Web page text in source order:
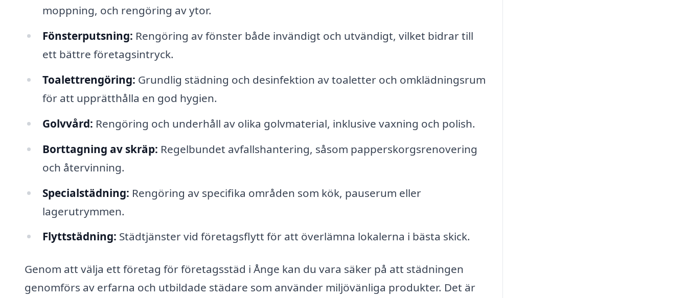
moppning, och rengöring av ytor.
Fönsterputsning: Rengöring av fönster både invändigt och utvändigt, vilket bidrar till
ett bättre företagsintryck.
Toalettrengöring: Grundlig städning och desinfektion av toaletter och omklädningsrum
för att upprätthålla en god hygien.
Golvvård: Rengöring och underhåll av olika golvmaterial, inklusive vaxning och polish.
Borttagning av skräp: Regelbundet avfallshantering, såsom papperskorgsrenovering
och återvinning.
Specialstädning: Rengöring av specifika områden som kök, pauserum eller
lagerutrymmen.
Flyttstädning: Städtjänster vid företagsflytt för att överlämna lokalerna i bästa skick.
Genom att välja ett företag för företagsstäd i Ånge kan du vara säker på att städningen
genomförs av erfarna och utbildade städare som använder miljövänliga produkter. Det är